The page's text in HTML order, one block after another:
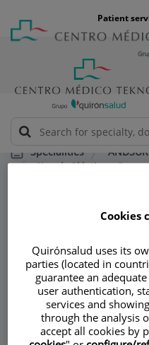
content
Menú
teléfono
cabecera
Patient
Specialities
Cirugía Plástica y
Extirpación y
Consultation area
Cookies
Quirónsalud uses its
parties (located in
guarantee an
user authentication,
services and
through the analysis
accept all cookies by